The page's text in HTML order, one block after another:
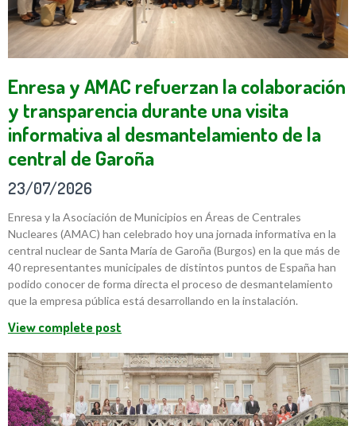
Enresa y AMAC refuerzan la colaboración
y transparencia durante una visita
informativa al desmantelamiento de la
central de Garoña
23/07/2026
Enresa y la Asociación de Municipios en Áreas de Centrales
Nucleares (AMAC) han celebrado hoy una jornada informativa en la
central nuclear de Santa María de Garoña (Burgos) en la que más de
40 representantes municipales de distintos puntos de España han
podido conocer de forma directa el proceso de desmantelamiento
que la empresa pública está desarrollando en la instalación.
View complete post